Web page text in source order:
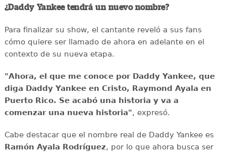
¿Daddy Yankee tendrá un nuevo nombre?
Para finalizar su show, el cantante reveló a sus fans
cómo quiere ser llamado de ahora en adelante en el
contexto de su nueva etapa.
"Ahora, el que me conoce por Daddy Yankee, que
diga Daddy Yankee en Cristo, Raymond Ayala en
Puerto Rico. Se acabó una historia y va a
comenzar una nueva historia", expresó.
Cabe destacar que el nombre real de Daddy Yankee es
Ramón Ayala Rodríguez, por lo que ahora busca ser